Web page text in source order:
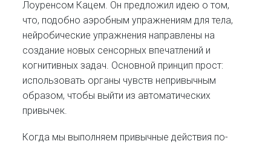
Лоуренсом Кацем. Он предложил идею о том,
что, подобно аэробным упражнениям для тела,
нейробические упражнения направлены на
создание новых сенсорных впечатлений и
когнитивных задач. Основной принцип прост:
использовать органы чувств непривычным
образом, чтобы выйти из автоматических
привычек.
Когда мы выполняем привычные действия по-